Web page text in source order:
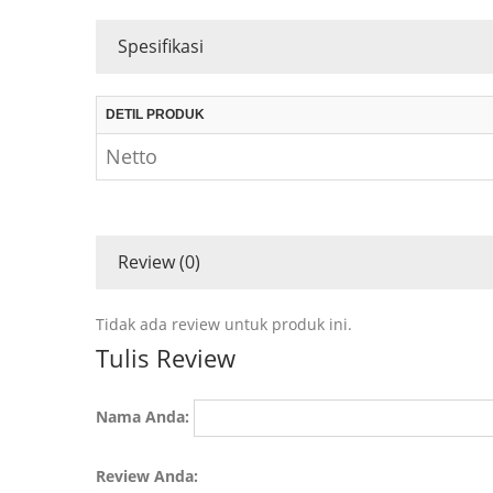
Spesifikasi
DETIL PRODUK
Netto
Review (0)
Tidak ada review untuk produk ini.
Tulis Review
Nama Anda:
Review Anda: